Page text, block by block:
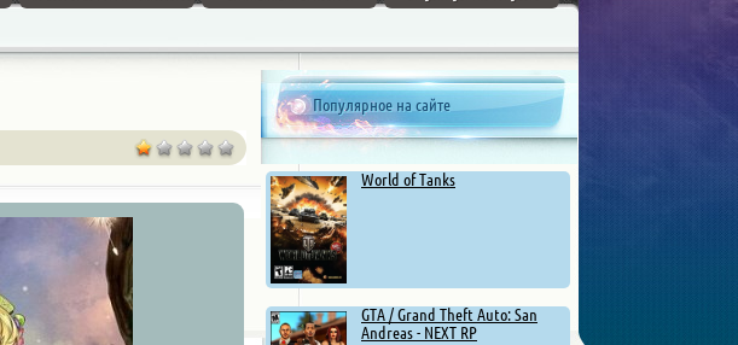
Популярное на сайте
World of Tanks
GTA / Grand Theft Auto: San
Andreas - NEXT RP